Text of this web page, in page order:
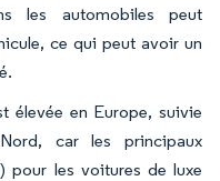
les automobiles peut
ce qui peut avoir un
élevée en Europe, suivie
car les principaux
pour les voitures de luxe